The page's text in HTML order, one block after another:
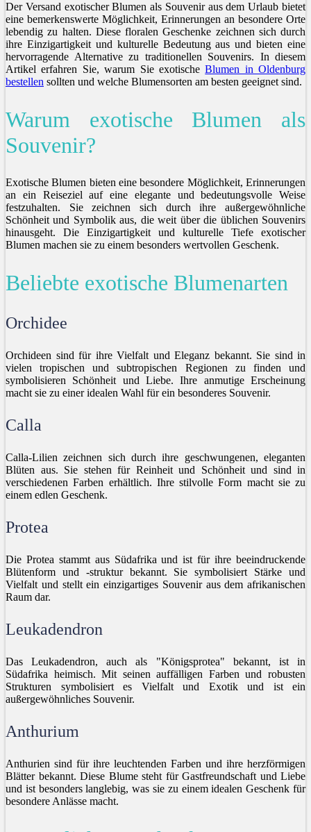
Der Versand exotischer Blumen als Souvenir aus dem Urlaub bietet
eine bemerkenswerte Möglichkeit, Erinnerungen an besondere Orte
lebendig zu halten. Diese floralen Geschenke zeichnen sich durch
ihre Einzigartigkeit und kulturelle Bedeutung aus und bieten eine
hervorragende Alternative zu traditionellen Souvenirs. In diesem
Artikel erfahren Sie, warum Sie exotischeBlumen in Oldenburg
bestellen sollten und welche Blumensorten am besten geeignet sind.
Warum exotische Blumen als
Souvenir?
Exotische Blumen bieten eine besondere Möglichkeit, Erinnerungen
an ein Reiseziel auf eine elegante und bedeutungsvolle Weise
festzuhalten. Sie zeichnen sich durch ihre außergewöhnliche
Schönheit und Symbolik aus, die weit über die üblichen Souvenirs
hinausgeht. Die Einzigartigkeit und kulturelle Tiefe exotischer
Blumen machen sie zu einem besonders wertvollen Geschenk.
Beliebte exotische Blumenarten
Orchidee
Orchideen sind für ihre Vielfalt und Eleganz bekannt. Sie sind in
vielen tropischen und subtropischen Regionen zu finden und
symbolisieren Schönheit und Liebe. Ihre anmutige Erscheinung
macht sie zu einer idealen Wahl für ein besonderes Souvenir.
Calla
Calla-Lilien zeichnen sich durch ihre geschwungenen, eleganten
Blüten aus. Sie stehen für Reinheit und Schönheit und sind in
verschiedenen Farben erhältlich. Ihre stilvolle Form macht sie zu
einem edlen Geschenk.
Protea
Die Protea stammt aus Südafrika und ist für ihre beeindruckende
Blütenform und -struktur bekannt. Sie symbolisiert Stärke und
Vielfalt und stellt ein einzigartiges Souvenir aus dem afrikanischen
Raum dar.
Leukadendron
Das Leukadendron, auch als "Königsprotea" bekannt, ist in
Südafrika heimisch. Mit seinen auffälligen Farben und robusten
Strukturen symbolisiert es Vielfalt und Exotik und ist ein
außergewöhnliches Souvenir.
Anthurium
Anthurien sind für ihre leuchtenden Farben und ihre herzförmigen
Blätter bekannt. Diese Blume steht für Gastfreundschaft und Liebe
und ist besonders langlebig, was sie zu einem idealen Geschenk für
besondere Anlässe macht.